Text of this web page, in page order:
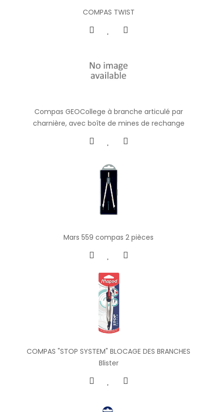
COMPAS TWIST
Compas GEOCollege à branche articulé par
charnière, avec boîte de mines de rechange
Mars 559 compas 2 pièces
COMPAS "STOP SYSTEM" BLOCAGE DES BRANCHES
Blister